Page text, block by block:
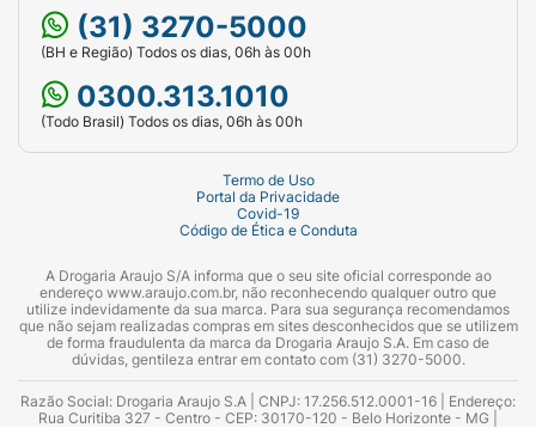
(31) 3270-5000
(BH e Região) Todos os dias, 06h às 00h
0300.313.1010
(Todo Brasil) Todos os dias, 06h às 00h
Termo de Uso
Portal da Privacidade
Covid-19
Código de Ética e Conduta
A Drogaria Araujo S/A informa que o seu site oficial corresponde ao
endereço www.araujo.com.br, não reconhecendo qualquer outro que
utilize indevidamente da sua marca. Para sua segurança recomendamos
que não sejam realizadas compras em sites desconhecidos que se utilizem
de forma fraudulenta da marca da Drogaria Araujo S.A. Em caso de
dúvidas, gentileza entrar em contato com (31) 3270-5000.
Razão Social: Drogaria Araujo S.A | CNPJ: 17.256.512.0001-16 | Endereço:
Rua Curitiba 327 - Centro - CEP: 30170-120 - Belo Horizonte - MG |